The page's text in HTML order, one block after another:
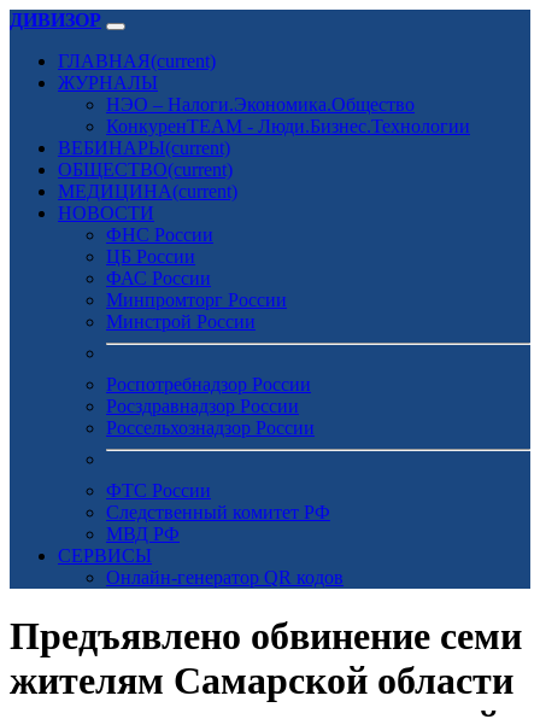
ДИВИЗОР
ГЛАВНАЯ(current)
ЖУРНАЛЫ
НЭО – Налоги.Экономика.Общество
КонкуренTEAM - Люди.Бизнес.Технологии
ВЕБИНАРЫ(current)
ОБЩЕСТВО(current)
МЕДИЦИНА(current)
НОВОСТИ
ФНС России
ЦБ России
ФАС России
Минпромторг России
Минстрой России
Роспотребнадзор России
Росздравнадзор России
Россельхознадзор России
ФТС России
Следственный комитет РФ
МВД РФ
СЕРВИСЫ
Онлайн-генератор QR кодов
Предъявлено обвинение семи
жителям Самарской области